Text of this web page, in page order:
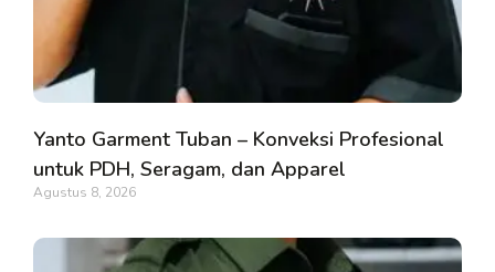
Yanto Garment Tuban – Konveksi Profesional
untuk PDH, Seragam, dan Apparel
Agustus 8, 2026